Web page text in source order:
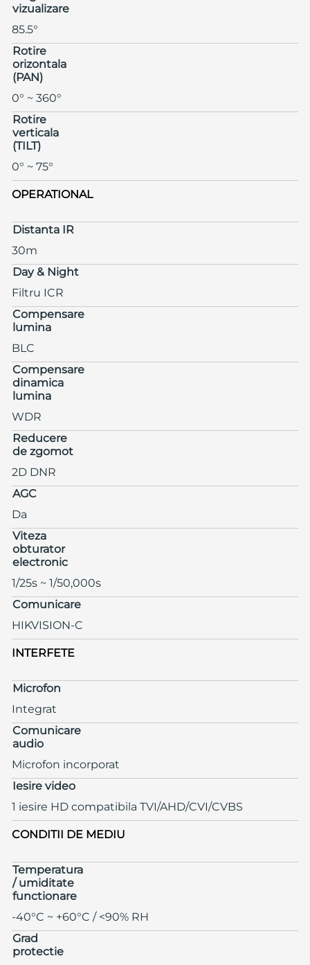
vizualizare
85.5°
Rotire
orizontala
(PAN)
0° ~ 360°
Rotire
verticala
(TILT)
0° ~ 75°
OPERATIONAL
Distanta IR
30m
Day & Night
Filtru ICR
Compensare
lumina
BLC
Compensare
dinamica
lumina
WDR
Reducere
de zgomot
2D DNR
AGC
Da
Viteza
obturator
electronic
1/25s ~ 1/50,000s
Comunicare
HIKVISION-C
INTERFETE
Microfon
Integrat
Comunicare
audio
Microfon incorporat
Iesire video
1 iesire HD compatibila TVI/AHD/CVI/CVBS
CONDITII DE MEDIU
Temperatura
/ umiditate
functionare
-40°C ~ +60°C / <90% RH
Grad
protectie